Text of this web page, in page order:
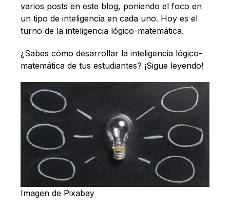
varios posts en este blog, poniendo el foco en
un tipo de inteligencia en cada uno. Hoy es el
turno de la inteligencia lógico-matemática.
¿Sabes cómo desarrollar la inteligencia lógico-
matemática de tus estudiantes? ¡Sigue leyendo!
Imagen de Pixabay